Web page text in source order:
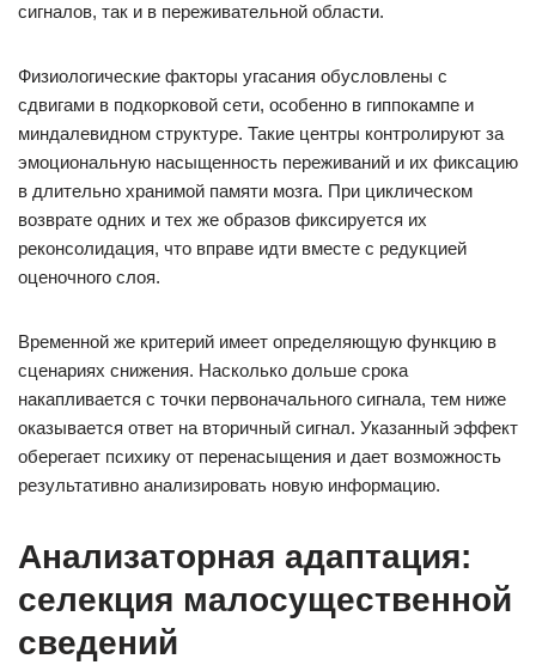
сигналов, так и в переживательной области.
Физиологические факторы угасания обусловлены с
сдвигами в подкорковой сети, особенно в гиппокампе и
миндалевидном структуре. Такие центры контролируют за
эмоциональную насыщенность переживаний и их фиксацию
в длительно хранимой памяти мозга. При циклическом
возврате одних и тех же образов фиксируется их
реконсолидация, что вправе идти вместе с редукцией
оценочного слоя.
Временной же критерий имеет определяющую функцию в
сценариях снижения. Насколько дольше срока
накапливается с точки первоначального сигнала, тем ниже
оказывается ответ на вторичный сигнал. Указанный эффект
оберегает психику от перенасыщения и дает возможность
результативно анализировать новую информацию.
Анализаторная адаптация:
селекция малосущественной
сведений